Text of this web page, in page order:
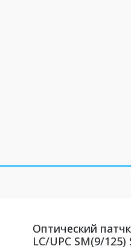
Оптический
LC/UPC SM(9/125)